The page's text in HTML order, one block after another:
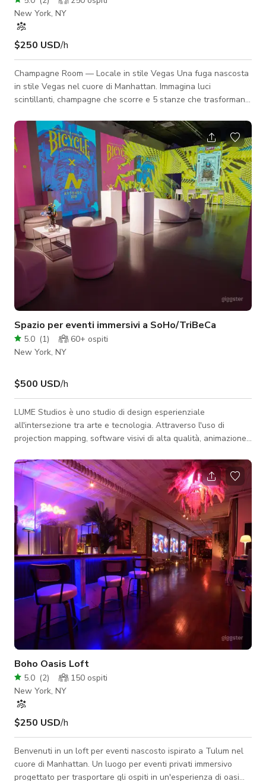
New York, NY
$250 USD/h
Champagne Room — Locale in stile Vegas Una fuga nascosta
in stile Vegas nel cuore di Manhattan. Immagina luci
scintillanti, champagne che scorre e 5 stanze che trasformano
celebrazioni che sembrano un po' irreali — dove i cocktail
hanno personalità, le bottiglie arrivano con energia e ogni
angolo sembra un momento da catturare. - prezzi di noleggio
$250 all'ora - fino a 60 persone (1 stanza privata) $375 all'ora
- fino a 100 perso
Spazio per eventi immersivi a SoHo/TriBeCa
5.0 (1) 60+ ospiti
New York, NY
$500 USD/h
LUME Studios è uno studio di design esperienziale
all'intersezione tra arte e tecnologia. Attraverso l'uso di
projection mapping, software visivi di alta qualità, animazione
che raccontano storie indimenticabili. Situato a livello strada
nel cuore di SoHo e TriBeCa, il nostro studio white box offre
3.400 piedi quadrati di spazio per eventi immersivi, ideale per
attivazioni di brand, pop-up retail, lanci di prodotti, mostre
d'arte, esp
Boho Oasis Loft
5.0 (2) 150 ospiti
New York, NY
$250 USD/h
Benvenuti in un loft per eventi nascosto ispirato a Tulum nel
cuore di Manhattan. Un luogo per eventi privati immersivo
progettato per trasportare gli ospiti in un'esperienza di oasi